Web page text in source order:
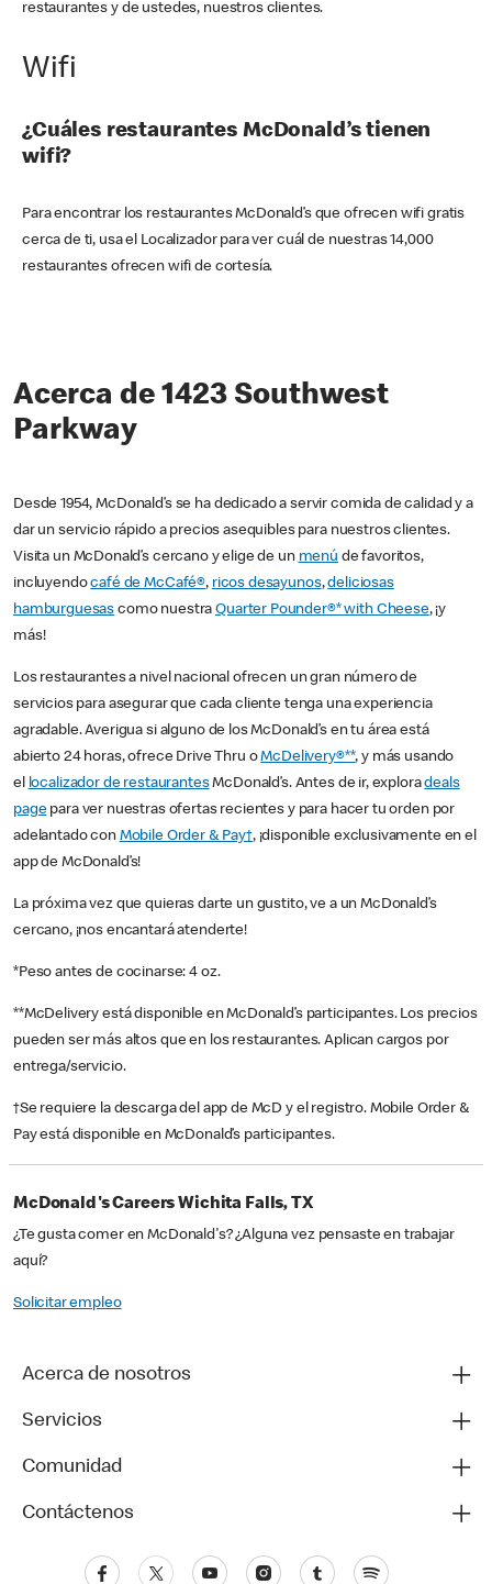
restaurantes y de ustedes, nuestros clientes.
Wifi
¿Cuáles restaurantes McDonald’s tienen
wifi?
Para encontrar los restaurantes McDonald’s que ofrecen wifi gratis
cerca de ti, usa el Localizador para ver cuál de nuestras 14,000
restaurantes ofrecen wifi de cortesía.
Acerca de 1423 Southwest
Parkway
Desde 1954, McDonald’s se ha dedicado a servir comida de calidad y a
dar un servicio rápido a precios asequibles para nuestros clientes.
Visita un McDonald’s cercano y elige de un menú de favoritos,
incluyendocafé de McCafé®, ricos desayunos,deliciosas
hamburguesas como nuestraQuarter Pounder®* with Cheese, ¡y
más!
Los restaurantes a nivel nacional ofrecen un gran número de
servicios para asegurar que cada cliente tenga una experiencia
agradable. Averigua si alguno de los McDonald’s en tu área está
abierto 24 horas, ofrece Drive Thru oMcDelivery®**, y más usando
el localizador de restaurantesMcDonald’s. Antes de ir, exploradeals
pagepara ver nuestras ofertas recientes y para hacer tu orden por
adelantado con Mobile Order & Pay†, ¡disponible exclusivamente en el
app de McDonald’s!
La próxima vez que quieras darte un gustito, ve a un McDonald’s
cercano, ¡nos encantará atenderte!
*Peso antes de cocinarse: 4 oz.
**McDelivery está disponible en McDonald’s participantes. Los precios
pueden ser más altos que en los restaurantes. Aplican cargos por
entrega/servicio.
†Se requiere la descarga del app de McD y el registro. Mobile Order &
Pay está disponible en McDonald’s participantes.
McDonald's Careers Wichita Falls, TX
¿Te gusta comer en McDonald's? ¿Alguna vez pensaste en trabajar
aquí?
Solicitar empleo
Acerca de nosotros
Servicios
Comunidad
Contáctenos